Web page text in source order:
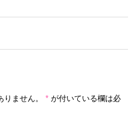
ません。 * が付いている欄は必